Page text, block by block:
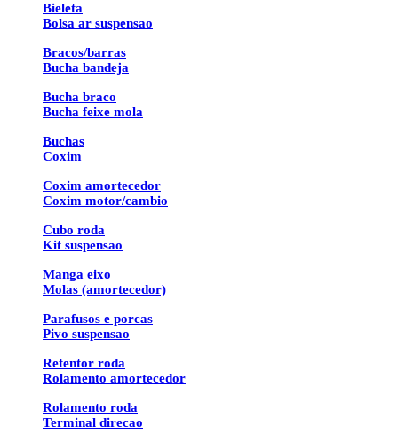
Bieleta
Bolsa ar suspensao
Bracos/barras
Bucha bandeja
Bucha braco
Bucha feixe mola
Buchas
Coxim
Coxim amortecedor
Coxim motor/cambio
Cubo roda
Kit suspensao
Manga eixo
Molas (amortecedor)
Parafusos e porcas
Pivo suspensao
Retentor roda
Rolamento amortecedor
Rolamento roda
Terminal direcao